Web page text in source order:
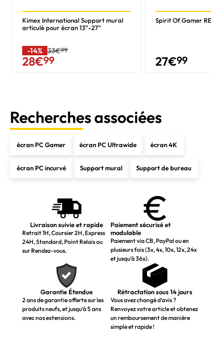
Kimex International Support mural
articulé pour écran 13"-27"
-14% 33€99
28€99
Spirit Of Gamer
27€99
Recherches associées
écran PC Gamer écran PC Ultrawide écran 4K
écran PC incurvé Support mural Support de bureau
Livraison suivie et rapide
Retrait 1H, Coursier 2H, Express
24H, Standard, Point Relais ou
sur Rendez-vous.
Paiement sécurisé et
modulable
Paiement via CB, PayPal ou en
plusieurs fois (3x, 4x, 10x, 12x, 24x
et jusqu’à 36x).
Garantie Étendue
2 ans de garantie offerte sur les
produits neufs, et jusqu’à 5 ans
avec nos extensions.
Rétractation sous 14 jours
Vous avez changé d’avis ?
Renvoyez votre article et obtenez
un remboursement de manière
simple et rapide !